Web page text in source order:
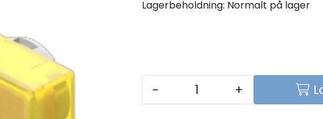
Lagerbeholdning: Normalt på lager
- +